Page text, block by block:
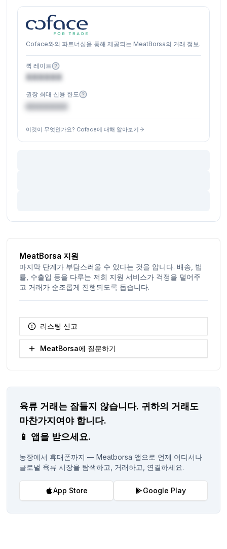
Coface와의 파트너십을 통해 제공되는 MeatBorsa의 거래 정보.
퀵 레이트
XXXXXX
권장 최대 신용 한도
€XXXXXX
이것이 무엇인가요? Coface에 대해 알아보기
MeatBorsa 지원
마지막 단계가 부담스러울 수 있다는 것을 압니다. 배송, 법
률, 수출입 등을 다루는 저희 지원 서비스가 걱정을 덜어주
고 거래가 순조롭게 진행되도록 돕습니다.
리스팅 신고
MeatBorsa에 질문하기
육류 거래는 잠들지 않습니다. 귀하의 거래도
마찬가지여야 합니다.
📱 앱을 받으세요.
농장에서 휴대폰까지 — Meatborsa 앱으로 언제 어디서나
글로벌 육류 시장을 탐색하고, 거래하고, 연결하세요.
App Store Google Play